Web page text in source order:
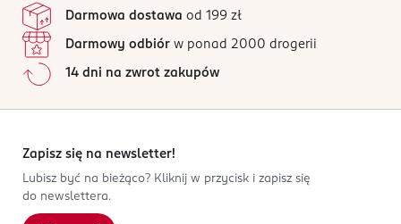
Darmowa dostawa od 199 zł
Darmowy odbiór w ponad 2000 drogerii
14 dni na zwrot zakupów
Zapisz się na newsletter!
Lubisz być na bieżąco? Kliknij w przycisk i zapisz się
do newslettera.